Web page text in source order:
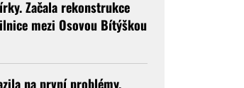
Začala rekonstrukce
mezi Osovou Bítýškou
na první problémy.